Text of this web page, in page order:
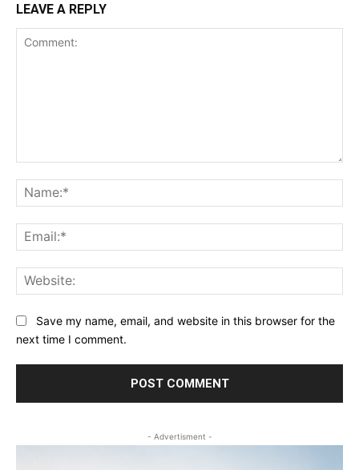
LEAVE A REPLY
Save my name, email, and website in this browser for the
next time I comment.
- Advertisment -